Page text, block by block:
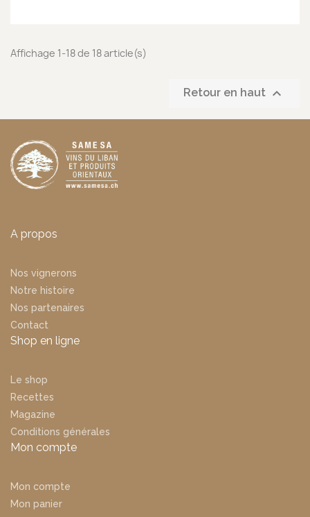
Affichage 1-18 de 18 article(s)
Retour en haut 
A propos
Nos vignerons
Notre histoire
Nos partenaires
Contact
Shop en ligne
Le shop
Recettes
Magazine
Conditions générales
Mon compte
Mon compte
Mon panier